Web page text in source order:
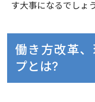
す大事になるでしょ
働き方改革
プとは?